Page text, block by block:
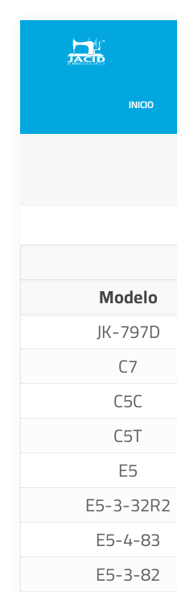
INICIO
Modelo
JK-797D
C7
C5C
C5T
E5
E5-3-32R2
E5-4-83
E5-3-82